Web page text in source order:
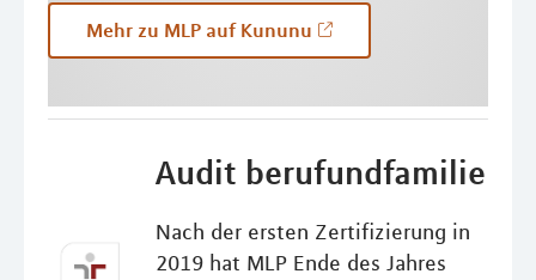
Mehr zu MLP auf Kununu
Audit berufundfamilie
Nach der ersten Zertifizierung in
2019 hat MLP Ende des Jahres